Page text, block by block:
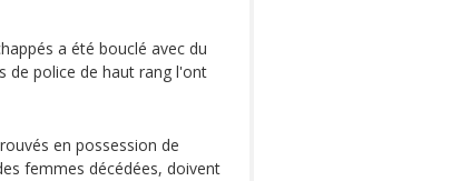
a été bouclé avec du
de police de haut rang l'ont
en possession de
femmes décédées, doivent